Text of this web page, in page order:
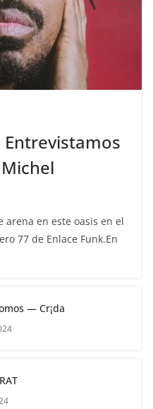
Entrevistamos
en este oasis en el
77 de Enlace Funk.En
— Cr¡da